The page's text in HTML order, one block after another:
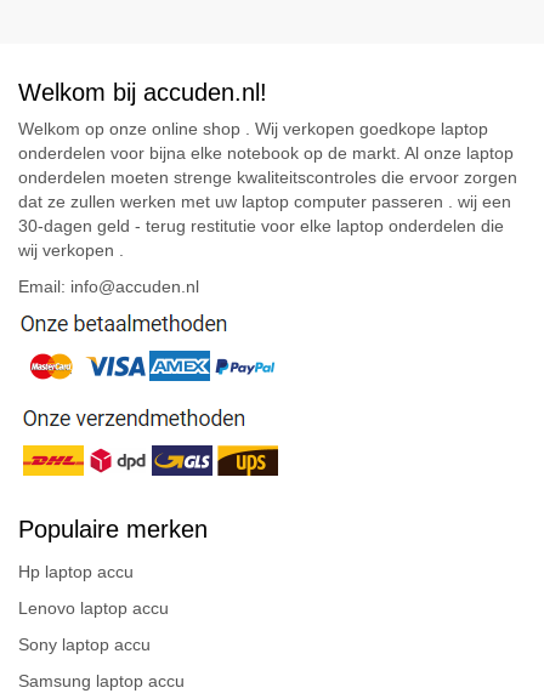
Welkom bij accuden.nl!
Welkom op onze online shop . Wij verkopen goedkope laptop
onderdelen voor bijna elke notebook op de markt. Al onze laptop
onderdelen moeten strenge kwaliteitscontroles die ervoor zorgen
dat ze zullen werken met uw laptop computer passeren . wij een
30-dagen geld - terug restitutie voor elke laptop onderdelen die
wij verkopen .
Email: info@accuden.nl
Populaire merken
Hp laptop accu
Lenovo laptop accu
Sony laptop accu
Samsung laptop accu